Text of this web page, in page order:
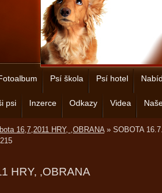
Psí škola Psí hotel
psi Inzerce Odkazy Videa
16,7,2011 HRY, ,OBRANA» SOBOTA
HRY, ,OBRANA